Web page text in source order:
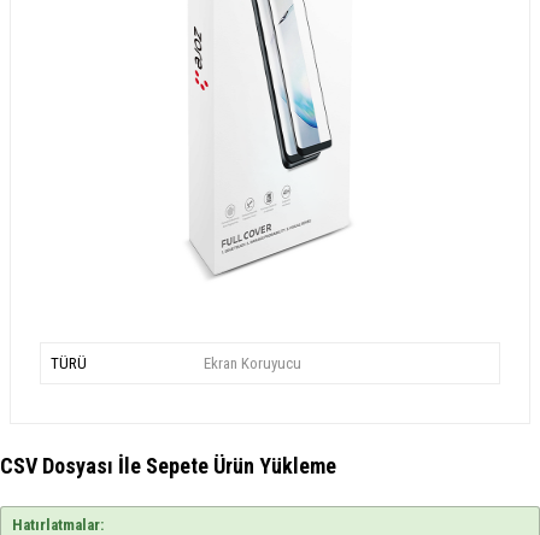
TÜRÜ Ekran Koruyucu
CSV Dosyası İle Sepete Ürün Yükleme
Hatırlatmalar: